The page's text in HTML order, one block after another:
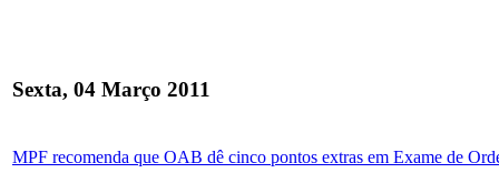
Sexta, 04 Março 2011
MPF recomenda que OAB dê cinco pontos extras em Exame de